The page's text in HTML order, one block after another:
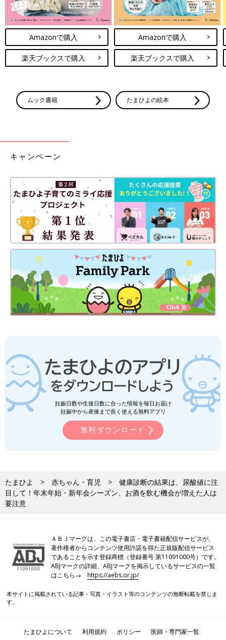
Amazonで購入
楽天ブックスで購入
Amazonで購入
楽天ブックスで購入
ムック書籍 たまひよの絵本
キャンペーン
妊娠日数や生後日数に合った情報を毎日お届け
妊娠中から産後まで長く使える無料アプリ
無料ダウンロード
たまひよ 赤ちゃん・育児
健康診断の結果は、尿酸値に注
目して！年末年始・新年会シーズン、お酒を飲む機会が増えた人は
要注意
ＡＢＪマークは、この電子書店・電子書籍配信サービスが、
著作権者からコンテンツ使用許諾を得た正規版配信サービス
であることを示す登録商標（登録番号 第11091000号）です。
ABJマークの詳細、ABJマークを掲示しているサービスの一覧
はこちら→https://aebs.or.jp/
本サイトに掲載されている記事・写真・イラスト等のコンテンツの無断転載を禁じま
す。
たまひよについて 利用規約 ポリシー 医師・専門家一覧